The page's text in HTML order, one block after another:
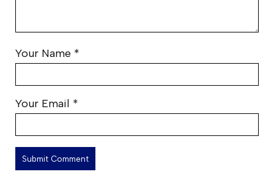
Your Name *
Your Email *